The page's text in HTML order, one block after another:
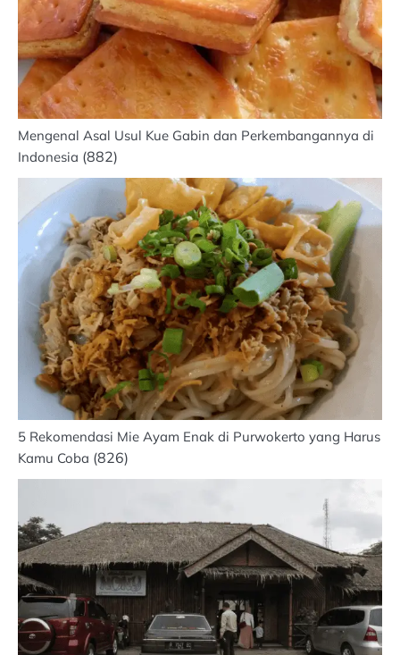
Mengenal Asal Usul Kue Gabin dan Perkembangannya di
Indonesia (882)
5 Rekomendasi Mie Ayam Enak di Purwokerto yang Harus
Kamu Coba (826)